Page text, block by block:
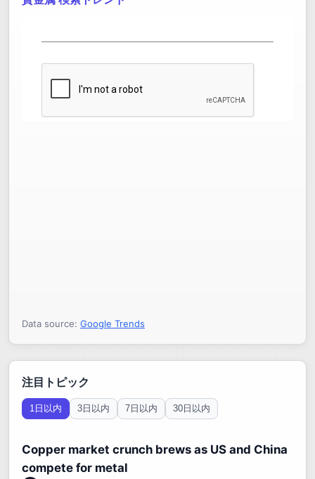
Data source: Google Trends
注目トピック
1日以内 3日以内 7日以内 30日以内
Copper market crunch brews as US and China
compete for metal